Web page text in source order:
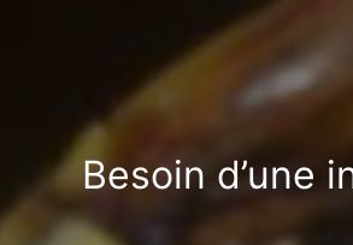
Besoin d’une